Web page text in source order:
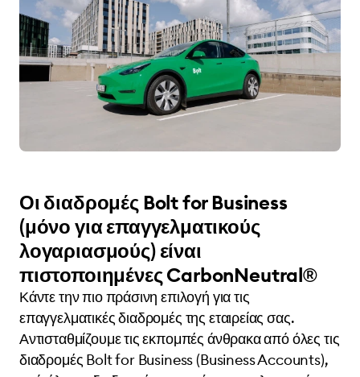
Οι διαδρομές Bolt for Business
(μόνο για επαγγελματικούς
λογαριασμούς) είναι
πιστοποιημένες CarbonNeutral®
Κάντε την πιο πράσινη επιλογή για τις
επαγγελματικές διαδρομές της εταιρείας σας.
Αντισταθμίζουμε τις εκπομπές άνθρακα από όλες τις
διαδρομές Bolt for Business (Business Accounts),